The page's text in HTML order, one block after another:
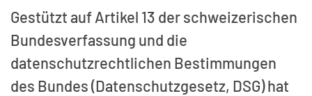
Gestützt auf Artikel 13 der schweizerischen
Bundesverfassung und die
datenschutzrechtlichen Bestimmungen
des Bundes (Datenschutzgesetz, DSG) hat